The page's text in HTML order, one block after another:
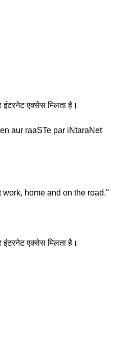
इंटरनेट एक्सेस मिलता है।
aur raaSTe par iNtaraNet
home and on the road."
इंटरनेट एक्सेस मिलता है।